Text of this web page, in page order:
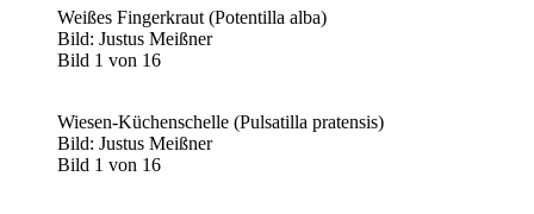
Weißes Fingerkraut (Potentilla alba)
Bild: Justus Meißner
Bild 1 von 16
Wiesen-Küchenschelle (Pulsatilla pratensis)
Bild: Justus Meißner
Bild 1 von 16